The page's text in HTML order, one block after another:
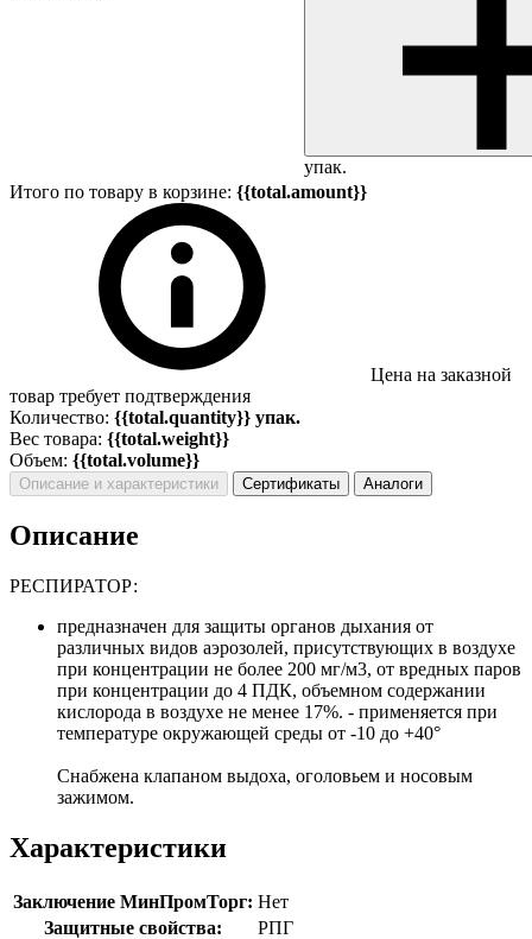
упак.
Итого по товару в корзине: {{total.amount}}
Цена на заказной
товар требует подтверждения
Количество: {{total.quantity}} упак.
Вес товара: {{total.weight}}
Объем: {{total.volume}}
Описание и характеристики Сертификаты Аналоги
Описание
РЕСПИРАТОР:
предназначен для защиты органов дыхания от
различных видов аэрозолей, присутствующих в воздухе
при концентрации не более 200 мг/м3, от вредных паров
при концентрации до 4 ПДК, объемном содержании
кислорода в воздухе не менее 17%. - применяется при
температуре окружающей среды от -10 до +40°
Снабжена клапаном выдоха, оголовьем и носовым
зажимом.
Характеристики
Заключение МинПромТорг: Нет
Защитные свойства:
РПГ